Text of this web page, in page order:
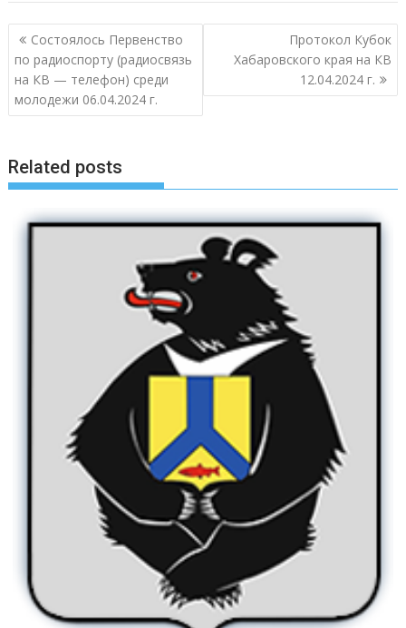
Навигация
по
записям
Состоялось Первенство
по радиоспорту (радиосвязь
на КВ — телефон) среди
молодежи 06.04.2024 г.
Протокол Кубок
Хабаровского края на КВ
12.04.2024 г.
Related posts